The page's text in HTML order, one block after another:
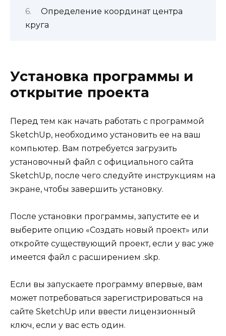
Определение координат центра
круга
Установка программы и
открытие проекта
Перед тем как начать работать с программой
SketchUp, необходимо установить ее на ваш
компьютер. Вам потребуется загрузить
установочный файл с официального сайта
SketchUp, после чего следуйте инструкциям на
экране, чтобы завершить установку.
После установки программы, запустите ее и
выберите опцию «Создать новый проект» или
откройте существующий проект, если у вас уже
имеется файл с расширением .skp.
Если вы запускаете программу впервые, вам
может потребоваться зарегистрироваться на
сайте SketchUp или ввести лицензионный
ключ, если у вас есть один.